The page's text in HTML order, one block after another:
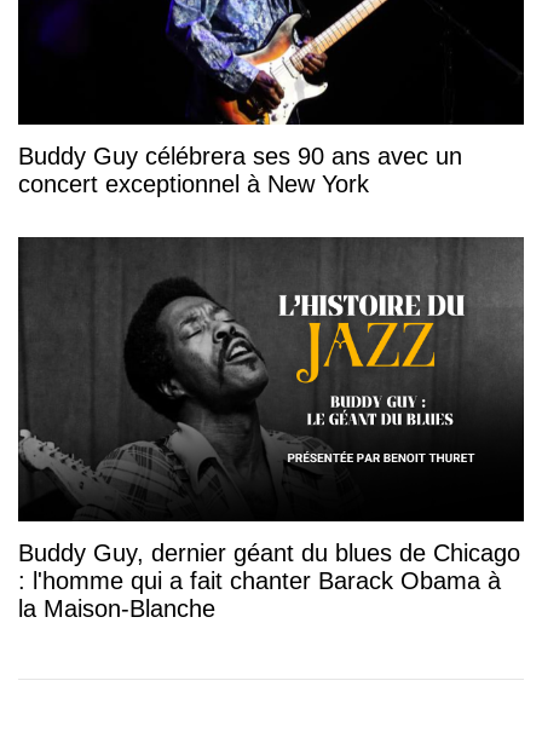
Buddy Guy célébrera ses 90 ans avec un
concert exceptionnel à New York
Buddy Guy, dernier géant du blues de Chicago
: l'homme qui a fait chanter Barack Obama à
la Maison-Blanche